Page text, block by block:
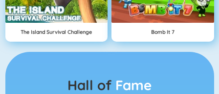
The Island Survival Challenge Bomb It 7
Hall of Fame